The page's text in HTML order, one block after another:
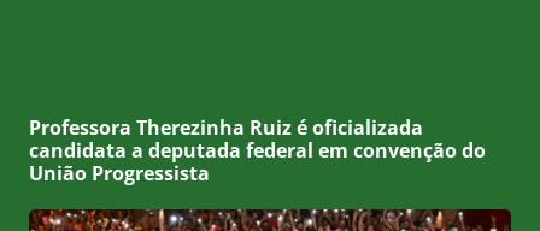
Professora Therezinha Ruiz é oficializada
candidata a deputada federal em convenção do
União Progressista